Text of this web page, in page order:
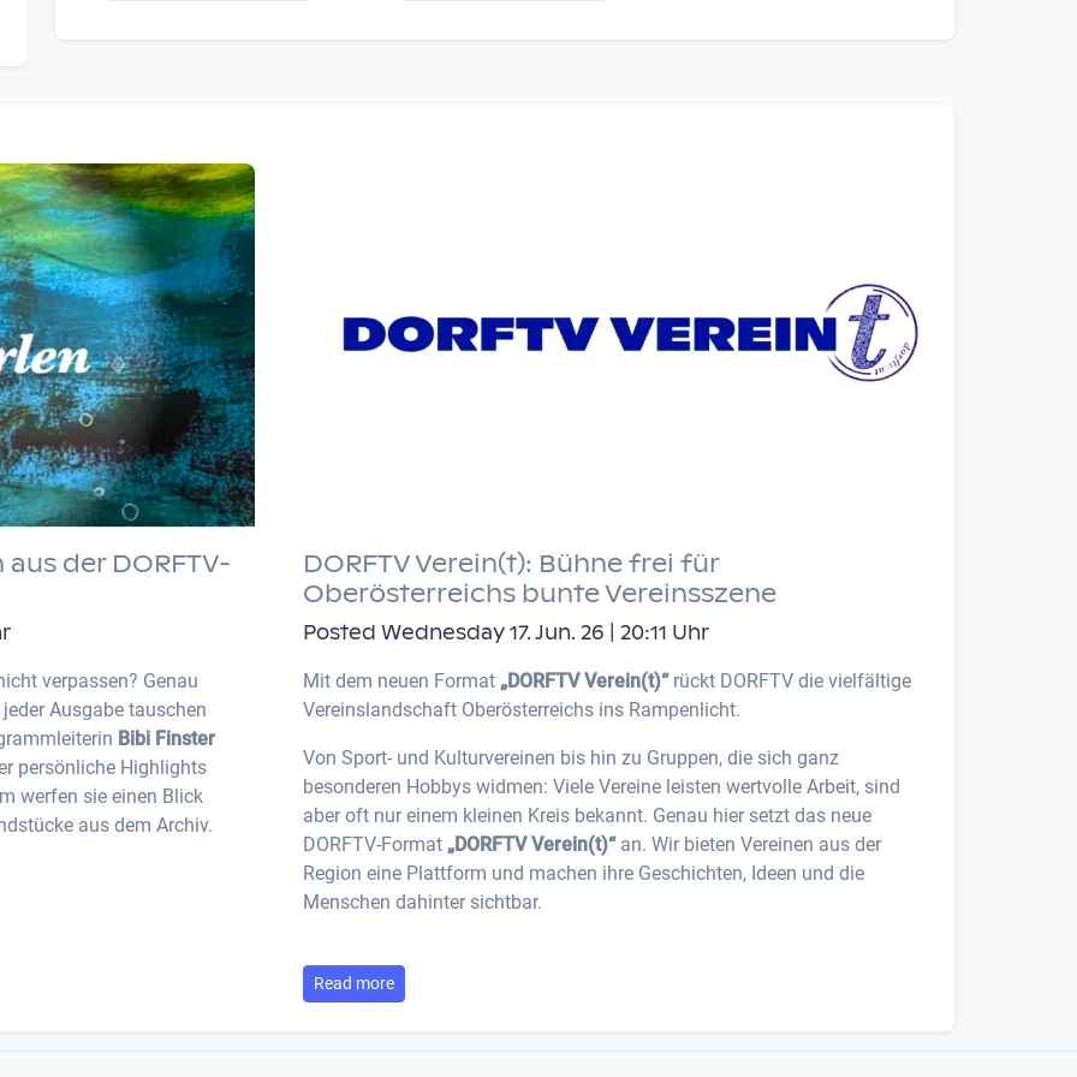
der DORFTV-
verpassen? Genau
Ausgabe tauschen
Bibi Finster
persönliche Highlights
werfen sie einen Blick
aus dem Archiv.
DORFTV Verein(t): Bühne frei für
Oberösterreichs bunte Vereinsszene
Posted Wednesday 17. Jun. 26 | 20:11 Uhr
Mit dem neuen Format „DORFTV Verein(t)“rückt DORFTV die vielfältige
Vereinslandschaft Oberösterreichs ins Rampenlicht.
Von Sport- und Kulturvereinen bis hin zu Gruppen, die sich ganz
besonderen Hobbys widmen: Viele Vereine leisten wertvolle Arbeit, sind
aber oft nur einem kleinen Kreis bekannt. Genau hier setzt das neue
DORFTV-Format „DORFTV Verein(t)“an. Wir bieten Vereinen aus der
Region eine Plattform und machen ihre Geschichten, Ideen und die
Menschen dahinter sichtbar.
Read more